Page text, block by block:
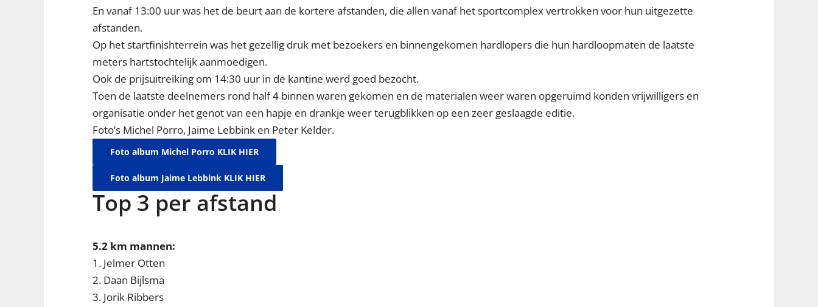
En vanaf 13:00 uur was het de beurt aan de kortere afstanden, die allen vanaf het sportcomplex vertrokken voor hun uitgezette
afstanden.
Op het startfinishterrein was het gezellig druk met bezoekers en binnengekomen hardlopers die hun hardloopmaten de laatste
meters hartstochtelijk aanmoedigen.
Ook de prijsuitreiking om 14:30 uur in de kantine werd goed bezocht.
Toen de laatste deelnemers rond half 4 binnen waren gekomen en de materialen weer waren opgeruimd konden vrijwilligers en
organisatie onder het genot van een hapje en drankje weer terugblikken op een zeer geslaagde editie.
Foto’s Michel Porro, Jaime Lebbink en Peter Kelder.
Foto album Michel Porro KLIK HIER
Foto album Jaime Lebbink KLIK HIER
Top 3 per afstand
5.2 km mannen:
1. Jelmer Otten
2. Daan Bijlsma
3. Jorik Ribbers